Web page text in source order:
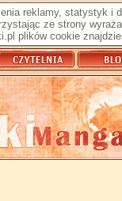
reklamy, statystyk i
ze strony
plików cookie